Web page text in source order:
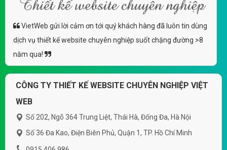
VietWeb gửi lời cảm ơn tới quý khách hàng đã luôn tin dùng
dịch vụ thiết kế website chuyên nghiệp suốt chặng đường >8
năm qua!
CÔNG TY THIẾT KẾ WEBSITE CHUYÊN NGHIỆP VIỆT
WEB
Số 202, Ngõ 364 Trung Liệt, Thái Hà, Đống Đa, Hà Nội
Số 36 Đa Kao, Điện Biên Phủ, Quận 1, TP. Hồ Chí Minh